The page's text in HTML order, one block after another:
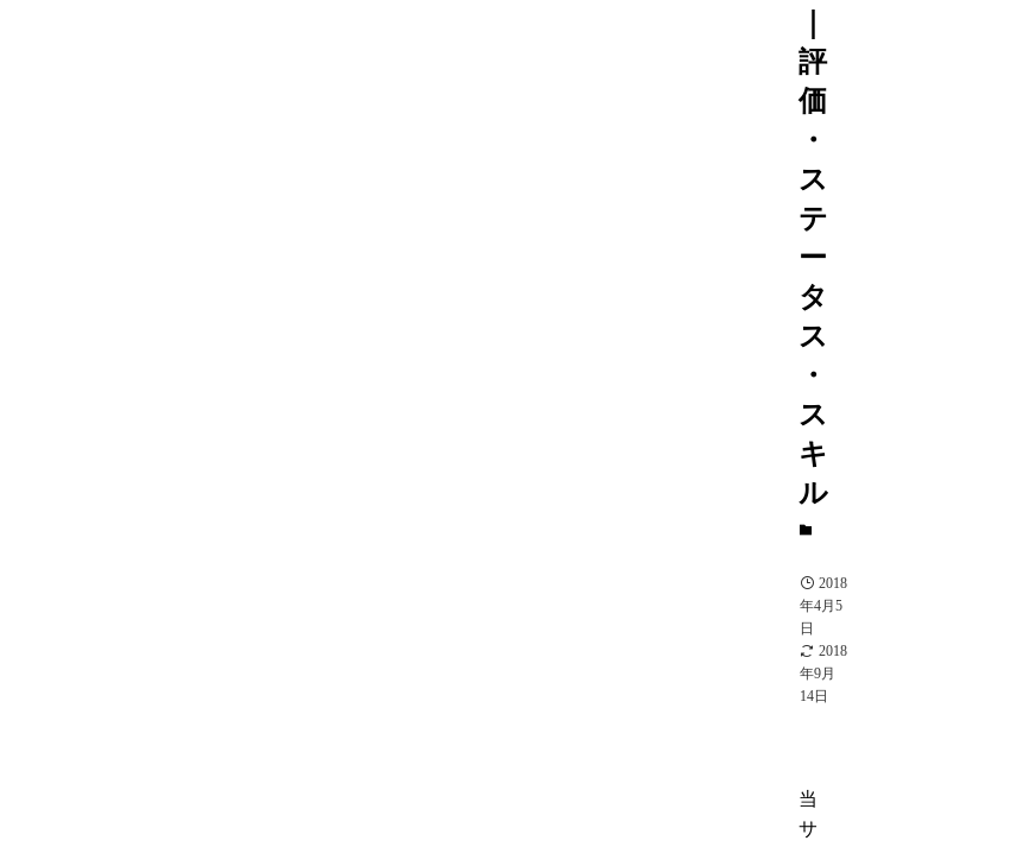
評
価
・
ス
テ
ー
タ
ス
・
ス
キ
ル
2018
年4月5
日
2018
年9月
14日
当
サ